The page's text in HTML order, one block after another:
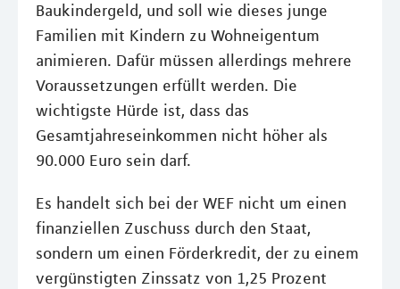
Baukindergeld, und soll wie dieses junge
Familien mit Kindern zu Wohneigentum
animieren. Dafür müssen allerdings mehrere
Voraussetzungen erfüllt werden. Die
wichtigste Hürde ist, dass das
Gesamtjahreseinkommen nicht höher als
90.000 Euro sein darf.
Es handelt sich bei der WEF nicht um einen
finanziellen Zuschuss durch den Staat,
sondern um einen Förderkredit, der zu einem
vergünstigten Zinssatz von 1,25 Prozent